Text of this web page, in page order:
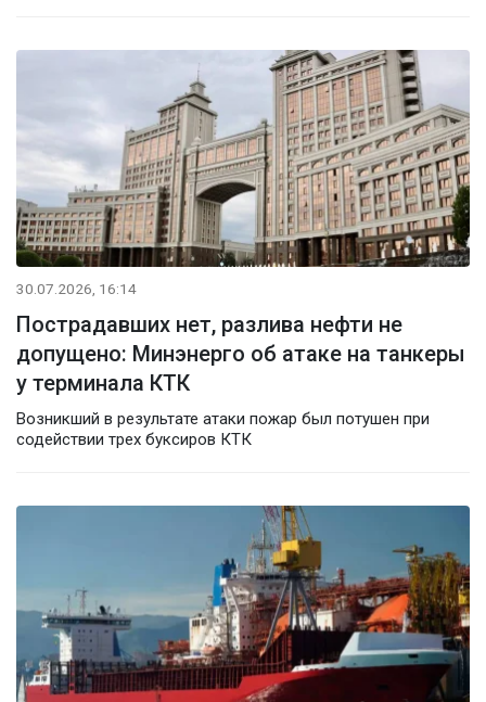
30.07.2026, 16:14
Пострадавших нет, разлива нефти не
допущено: Минэнерго об атаке на танкеры
у терминала КТК
Возникший в результате атаки пожар был потушен при
содействии трех буксиров КТК